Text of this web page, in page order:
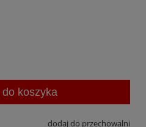
do koszyka
dodaj do przechowalni